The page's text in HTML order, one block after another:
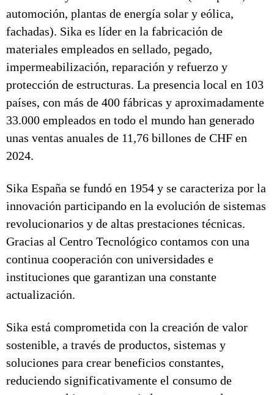
automoción, plantas de energía solar y eólica,
fachadas). Sika es líder en la fabricación de
materiales empleados en sellado, pegado,
impermeabilización, reparación y refuerzo y
protección de estructuras. La presencia local en 103
países, con más de 400 fábricas y aproximadamente
33.000 empleados en todo el mundo han generado
unas ventas anuales de 11,76 billones de CHF en
2024.
Sika España se fundó en 1954 y se caracteriza por la
innovación participando en la evolución de sistemas
revolucionarios y de altas prestaciones técnicas.
Gracias al Centro Tecnológico contamos con una
continua cooperación con universidades e
instituciones que garantizan una constante
actualización.
Sika está comprometida con la creación de valor
sostenible, a través de productos, sistemas y
soluciones para crear beneficios constantes,
reduciendo significativamente el consumo de